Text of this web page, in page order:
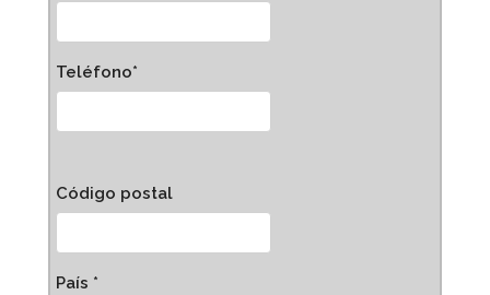
Teléfono*
Código postal
País *